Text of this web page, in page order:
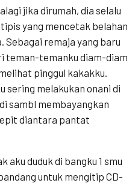
jika dirumah, dia selalu
yang mencetak belahan
Sebagai remaja yang baru
teman-temanku diam-diam
pinggul kakakku.
sering melakukan onani di
sambl membayangkan
diantara pantat
aku duduk di bangku 1 smu
untuk mengitip CD-